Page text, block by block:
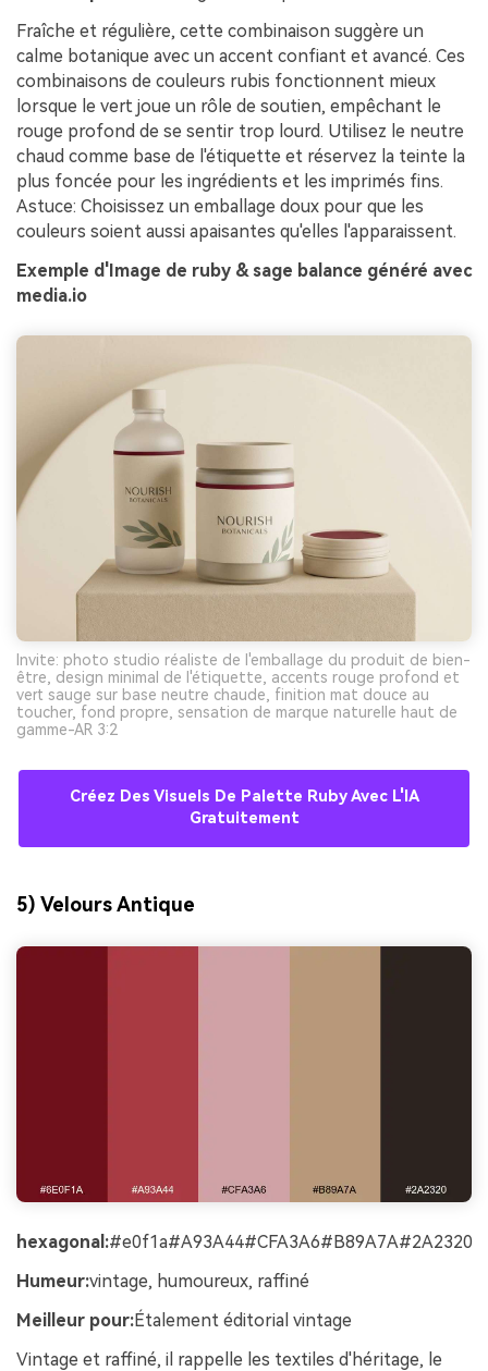
Fraîche et régulière, cette combinaison suggère un
calme botanique avec un accent confiant et avancé. Ces
combinaisons de couleurs rubis fonctionnent mieux
lorsque le vert joue un rôle de soutien, empêchant le
rouge profond de se sentir trop lourd. Utilisez le neutre
chaud comme base de l'étiquette et réservez la teinte la
plus foncée pour les ingrédients et les imprimés fins.
Astuce: Choisissez un emballage doux pour que les
couleurs soient aussi apaisantes qu'elles l'apparaissent.
Exemple d'Image de ruby & sage balance généré avec
media.io
Invite: photo studio réaliste de l'emballage du produit de bien-
être, design minimal de l'étiquette, accents rouge profond et
vert sauge sur base neutre chaude, finition mat douce au
toucher, fond propre, sensation de marque naturelle haut de
gamme-AR 3:2
Créez Des Visuels De Palette Ruby Avec L'IA
Gratuitement
5) Velours Antique
hexagonal:#e0f1a#A93A44#CFA3A6#B89A7A#2A2320
Humeur:vintage, humoureux, raffiné
Meilleur pour:Étalement éditorial vintage
Vintage et raffiné, il rappelle les textiles d'héritage, le